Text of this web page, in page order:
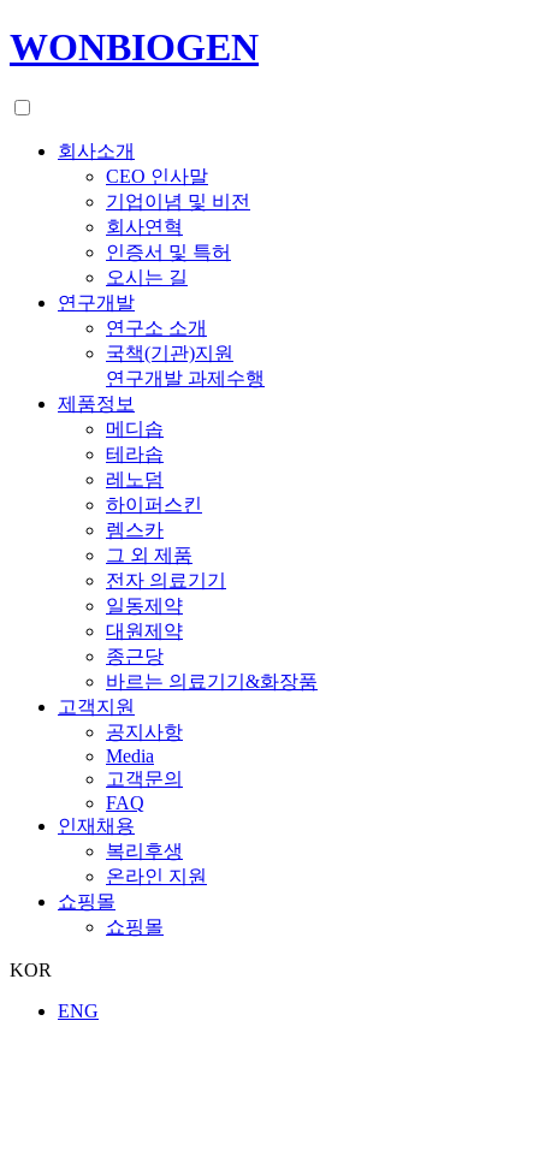
WONBIOGEN
회사소개
CEO 인사말
기업이념 및 비전
회사연혁
인증서 및 특허
오시는 길
연구개발
연구소 소개
국책(기관)지원
연구개발 과제수행
제품정보
메디솝
테라솝
레노덤
하이퍼스킨
렘스카
그 외 제품
전자 의료기기
일동제약
대원제약
종근당
바르는 의료기기&화장품
고객지원
공지사항
Media
고객문의
FAQ
인재채용
복리후생
온라인 지원
쇼핑몰
쇼핑몰
KOR
ENG